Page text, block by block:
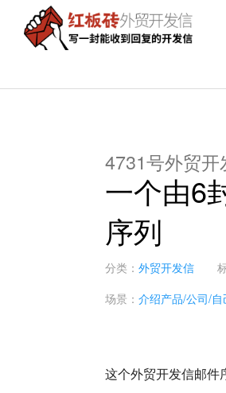
primary
content
砖
4731号外贸开
一个由6
序列
分类： 外贸开发信
场景： 介绍产品/公司/自
这个外贸开发信邮件